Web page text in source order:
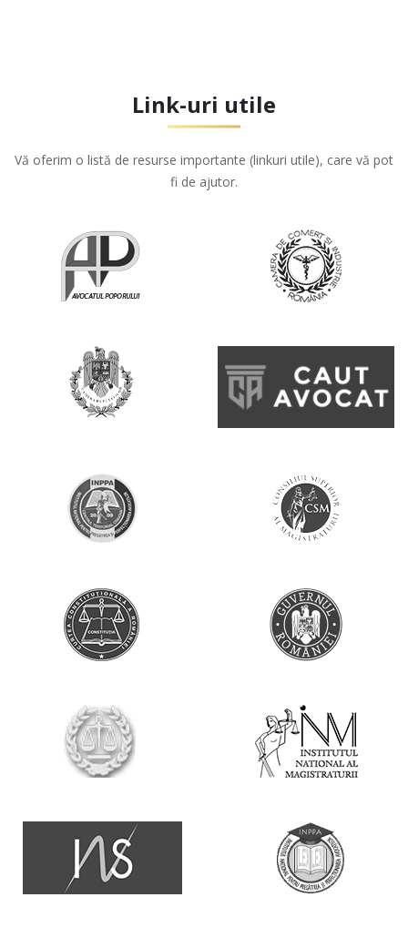
Link-uri utile
Vă oferim o listă de resurse importante (linkuri utile), care vă pot
fi de ajutor.